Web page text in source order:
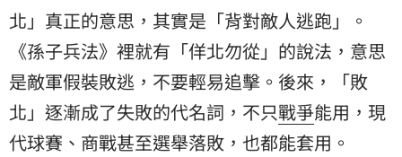
北」真正的意思，其實是「背對敵人逃跑」。
《孫子兵法》裡就有「佯北勿從」的說法，意思
是敵軍假裝敗逃，不要輕易追擊。後來，「敗
北」逐漸成了失敗的代名詞，不只戰爭能用，現
代球賽、商戰甚至選舉落敗，也都能套用。